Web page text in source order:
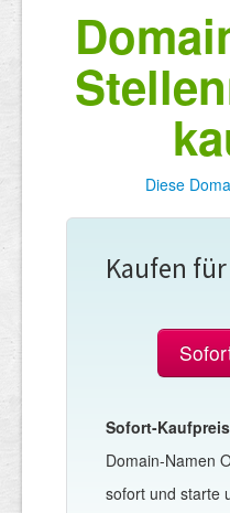
Diese
Kaufen für
Sofort-Kaufpreis
Domain-Namen
sofort und starte